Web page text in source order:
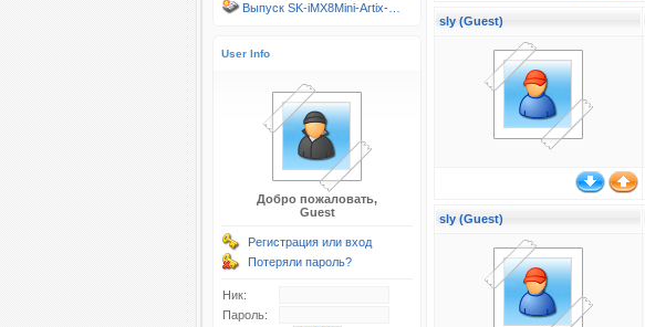
Выпуск SK-iMX8Mini-Artix-…
User Info
Добро пожаловать,
Guest
Регистрация или вход
Потеряли пароль?
Ник:
Пароль:
sly (Guest)
sly (Guest)